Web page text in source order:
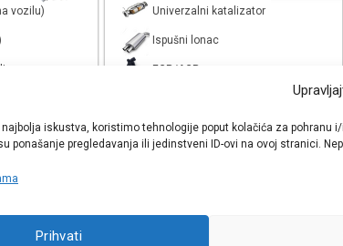
najbolja iskustva, koristimo tehnologije poput kolačića za
ponašanje pregledavanja ili jedinstveni ID-ovi na ovoj stranici.
Prihvati
vozilu) Univerzalni katalizator
Ispušni lonac
EGR/AGR
autodijelova- Auto Krešo - preko 200 svjetski
rezervnih dijelova za sve vrste i tipove osobnih i lakih